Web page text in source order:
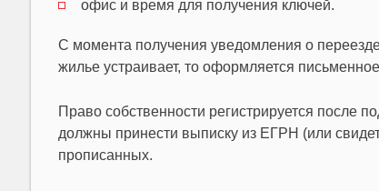
офис и время для получения ключей.
С момента получения уведомления о
жилье устраивает, то оформляется
Право собственности регистрируется после
должны принести выписку из ЕГРН (или
прописанных.